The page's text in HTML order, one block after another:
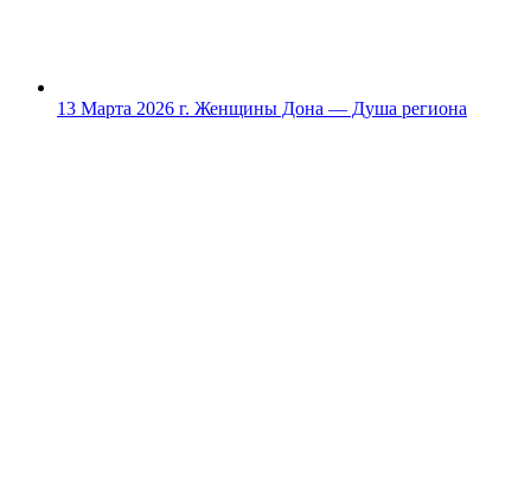
13 Марта 2026 г. Женщины Дона — Душа региона